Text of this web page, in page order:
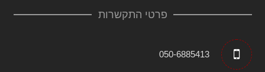
פרטי התקשרות
050-6885413